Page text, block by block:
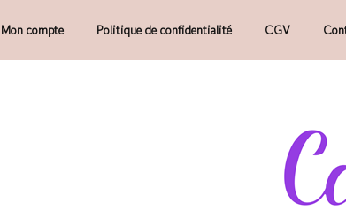
Mon compte Politique de confidentialité CGV